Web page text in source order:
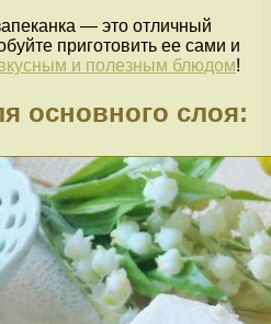
— это отличный
приготовить ее сами и
и полезным блюдом!
основного слоя: